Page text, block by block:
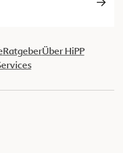
RatgeberÜber HiPP